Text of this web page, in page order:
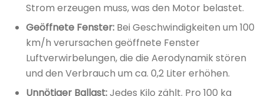
Strom erzeugen muss, was den Motor belastet.
Geöffnete Fenster: Bei Geschwindigkeiten um 100
km/h verursachen geöffnete Fenster
Luftverwirbelungen, die die Aerodynamik stören
und den Verbrauch um ca. 0,2 Liter erhöhen.
Unnötiger Ballast:Jedes Kilo zählt. Pro 100 kg